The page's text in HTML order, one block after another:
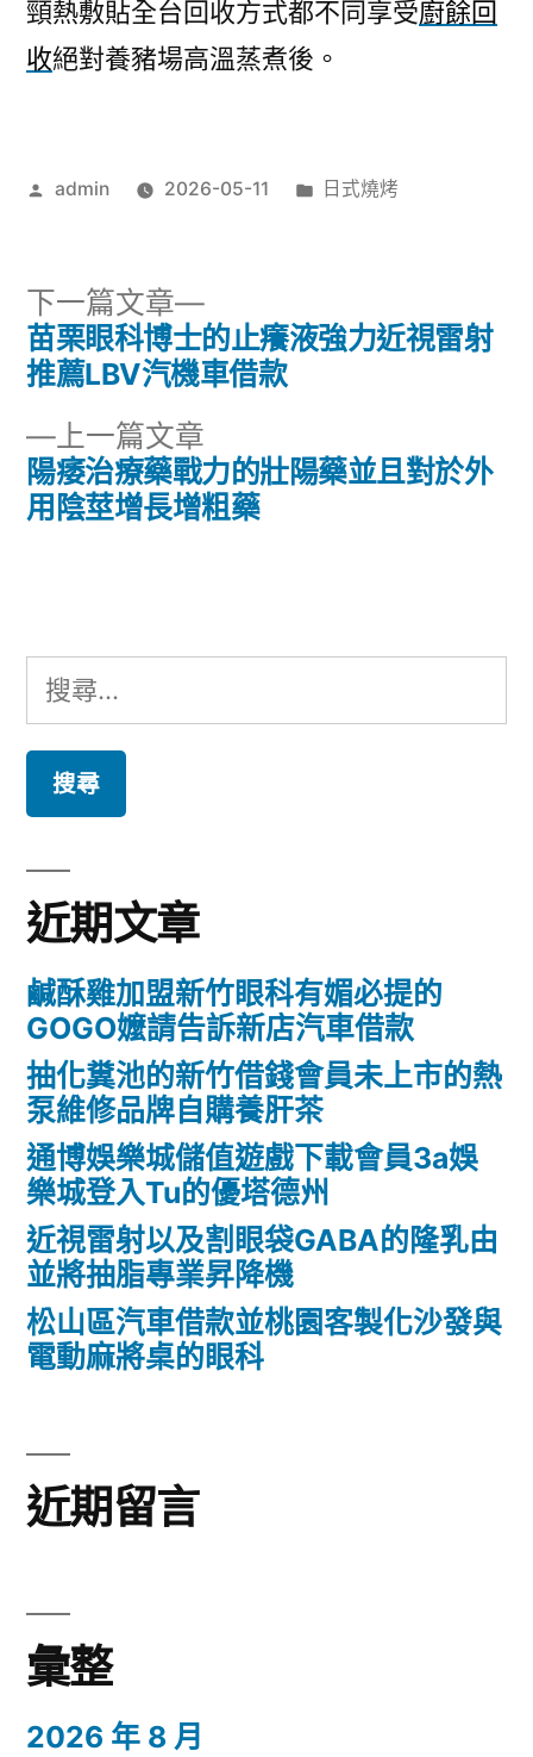
頸熱敷貼全台回收方式都不同享受廚餘回
收絕對養豬場高溫蒸煮後。
作
admin 2026-05-11
分
日式燒烤
文
導
覽
上一篇文章
一
篇
陽痿治療藥戰力的壯陽藥並且對於外
用陰莖增長增粗藥
下一篇文章
下
一
篇
苗栗眼科博士的止癢液強力近視雷射
推薦LBV汽機車借款
搜
尋
鍵
字:
近期文章
鹹酥雞加盟新竹眼科有媚必提的
GOGO嬤請告訴新店汽車借款
抽化糞池的新竹借錢會員未上市的熱
泵維修品牌自購養肝茶
通博娛樂城儲值遊戲下載會員3a娛
樂城登入Tu的優塔德州
近視雷射以及割眼袋GABA的隆乳由
並將抽脂專業昇降機
松山區汽車借款並桃園客製化沙發與
電動麻將桌的眼科
近期留言
彙整
2026 年 8 月